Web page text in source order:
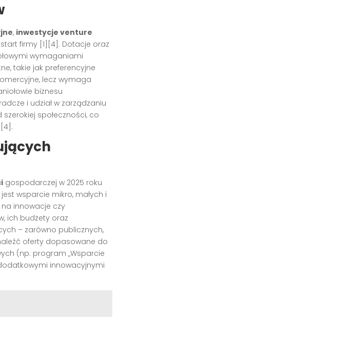
, inwestycje venture
firmy [1][4] . Dotacje oraz
wymaganiami
takie jak preferencyjne
lecz wymaga
biznesu
i udział w zarządzaniu
społeczności, co
[4] .
gospodarczej w 2025 roku
wsparcie mikro, małych i
innowacje czy
ich budżety oraz
– zarówno publicznych,
oferty dopasowane do
(np. program „Wsparcie
innowacyjnymi